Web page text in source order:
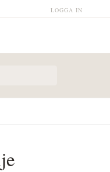
LOGGA IN